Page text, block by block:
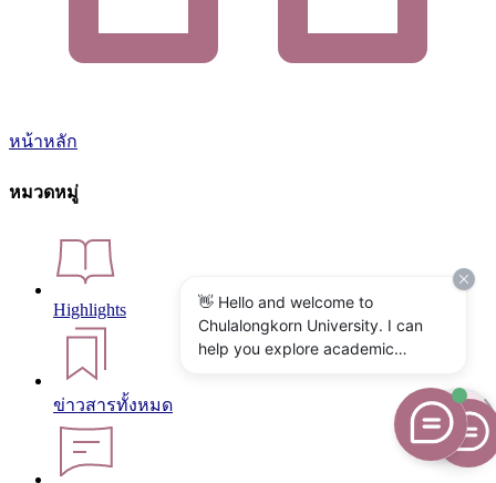
หน้าหลัก
หมวดหมู่
Highlights
ข่าวสารทั้งหมด
👋 Hello and welcome to
Chulalongkorn University. I can
help you explore academic